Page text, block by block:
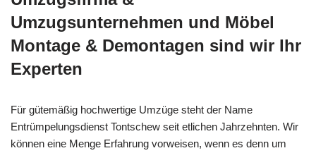
Umzugsunternehmen und Möbel
Montage & Demontagen sind wir Ihr
Experten
Für gütemäßig hochwertige Umzüge steht der Name
Entrümpelungsdienst Tontschew seit etlichen Jahrzehnten. Wir
können eine Menge Erfahrung vorweisen, wenn es denn um